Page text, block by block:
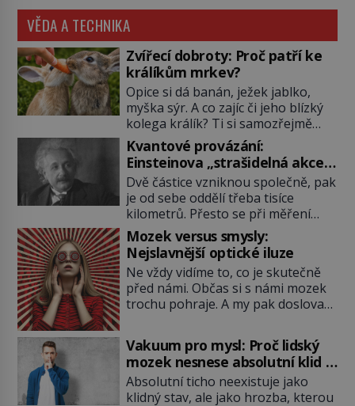
VĚDA A TECHNIKA
Zvířecí dobroty: Proč patří ke
králíkům mrkev?
Opice si dá banán, ježek jablko,
myška sýr. A co zajíc či jeho blízký
kolega králík? Ti si samozřejmě
pochutnají na mrkvi! Proč jsou
podobné představy o potravě
zvířat často spíš mýty? Pokud máte
doma králíka, mrkev mu dát
můžete. A nejspíš mu i bude
chutnat, ovšem měl by ji mít jen
jako občasný pamlsek. […]
Kvantové provázání:
Einsteinova „strašidelná akce
na dálku“ dál mate i fascinuje
vědce
Dvě částice vzniknou společně, pak
je od sebe oddělí třeba tisíce
kilometrů. Přesto se při měření
chovají, jako by mezi nimi
existovalo neviditelné pouto. Albert
Einstein tomu s jistou dávkou
ironie říká „strašidelná akce na
dálku“ a dlouhá desetiletí věří, že
musí existovat jednodušší
však ukazují, že kvantový svět
funguje jinak, než […]
Mozek versus smysly:
Nejslavnější optické iluze
Ne vždy vidíme to, co je skutečně
před námi. Občas si s námi mozek
trochu pohraje. A my pak doslova
vznikají ty nejpodivnější optické
iluze? Soustřeď se na to hlavní!
TROXLERŮV EFEKT Náš mozek
zvládne zpracovat hodně informací.
Všechny na světě ale nikoliv, musí
Vakuum pro mysl: Proč lidský
mozek nesnese absolutní klid a
začne si vymýšlet horory
Absolutní ticho neexistuje jako
klidný stav, ale jako hrozba, kterou